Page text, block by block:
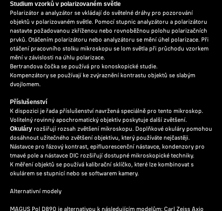
Studium vzorků v polarizovaném světle
Polarizátor a analyzátor se vkládají do světelné dráhy pro pozorování
objektů v polarizovaném světle. Pomocí stupnic analyzátoru a polarizátoru
nastavte požadovanou zkříženou nebo rovnoběžnou polohu polarizačních
prvků. Otáčením polarizátoru nebo analyzátoru se mění úhel polarizace. Při
otáčení pracovního stolku mikroskopu se lom světla při průchodu vzorkem
mění v závislosti na úhlu polarizace.
Bertrandova čočka se používá pro konoskopické studie.
Kompenzátory se používají ke zvýraznění kontrastu objektů se slabým
dvojlomem.
Příslušenství
K dispozici je řada příslušenství navržená speciálně pro tento mikroskop.
Volitelný rovinný apochromatický objektiv poskytuje další zvětšení.
Okuláry rozšiřují rozsah zvětšení mikroskopu. Doplňkové okuláry pomohou
dosáhnout užitečného zvětšení objektivu, který používáte nejčastěji.
Nástavce pro fázový kontrast, epifluorescenční nástavce, kondenzory pro
tmavé pole a nástavce DIC rozšiřují dostupné mikroskopické techniky.
K měření objektů se používá kalibrační sklíčko, které lze kombinovat s
okulárem se stupnicí nebo se softwarem kamery.
Alternativní modely
MAGUS Pol D890 je alternativou k následujícím modelům: Carl Zeiss Axio